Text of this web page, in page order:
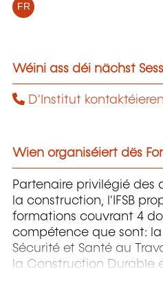
FR
Wéini ass déi nächst
D'Institut kontaktéieren
Wien organiséiert dës
Partenaire privilégié des
la construction, l'IFSB
formations couvrant 4
compétence que sont:
Sécurité et Santé au
la Construction Durable